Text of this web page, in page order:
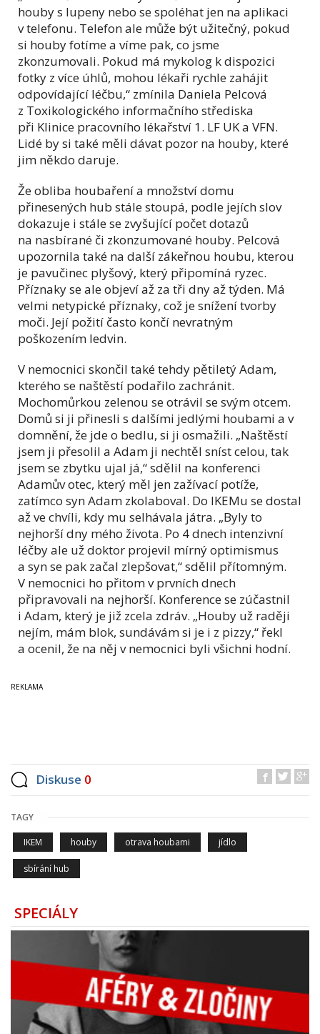
houby s lupeny nebo se spoléhat jen na aplikaci
v telefonu. Telefon ale může být užitečný, pokud
si houby fotíme a víme pak, co jsme
zkonzumovali. Pokud má mykolog k dispozici
fotky z více úhlů, mohou lékaři rychle zahájit
odpovídající léčbu,“ zmínila Daniela Pelcová
z Toxikologického informačního střediska
při Klinice pracovního lékařství 1. LF UK a VFN.
Lidé by si také měli dávat pozor na houby, které
jim někdo daruje.
Že obliba houbaření a množství domu
přinesených hub stále stoupá, podle jejích slov
dokazuje i stále se zvyšující počet dotazů
na nasbírané či zkonzumované houby. Pelcová
upozornila také na další zákeřnou houbu, kterou
je pavučinec plyšový, který připomíná ryzec.
Příznaky se ale objeví až za tři dny až týden. Má
velmi netypické příznaky, což je snížení tvorby
moči. Její požití často končí nevratným
poškozením ledvin.
V nemocnici skončil také tehdy pětiletý Adam,
kterého se naštěstí podařilo zachránit.
Mochomůrkou zelenou se otrávil se svým otcem.
Domů si ji přinesli s dalšími jedlými houbami a v
domnění, že jde o bedlu, si ji osmažili. „Naštěstí
jsem ji přesolil a Adam ji nechtěl sníst celou, tak
jsem se zbytku ujal já,“ sdělil na konferenci
Adamův otec, který měl jen zažívací potíže,
zatímco syn Adam zkolaboval. Do IKEMu se dostal
až ve chvíli, kdy mu selhávala játra. „Byly to
nejhorší dny mého života. Po 4 dnech intenzivní
léčby ale už doktor projevil mírný optimismus
a syn se pak začal zlepšovat,“ sdělil přítomným.
V nemocnici ho přitom v prvních dnech
připravovali na nejhorší. Konference se zúčastnil
i Adam, který je již zcela zdráv. „Houby už raději
nejím, mám blok, sundávám si je i z pizzy,“ řekl
a ocenil, že na něj v nemocnici byli všichni hodní.
Diskuse 0
TAGY
IKEM houby otrava houbami jídlo
sbírání hub
SPECIÁLY